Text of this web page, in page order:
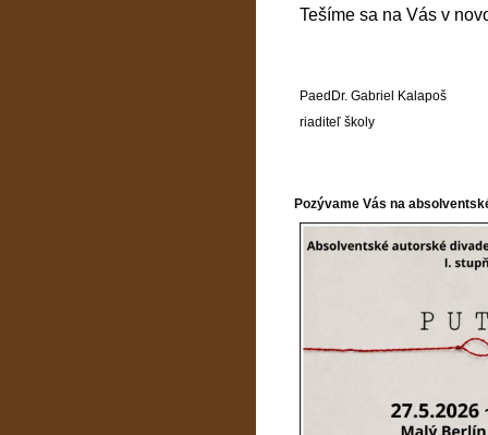
Tešíme sa na Vás v
PaedDr. Gabriel Kalapoš
riaditeľ školy
Pozývame Vás na